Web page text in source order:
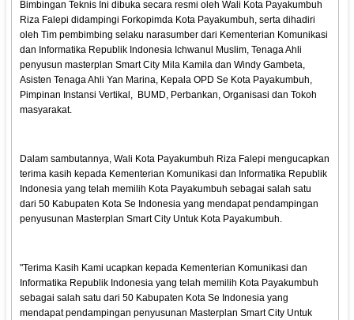
Bimbingan Teknis Ini dibuka secara resmi oleh Wali Kota Payakumbuh
Riza Falepi didampingi Forkopimda Kota Payakumbuh, serta dihadiri
oleh Tim pembimbing selaku narasumber dari Kementerian Komunikasi
dan Informatika Republik Indonesia Ichwanul Muslim, Tenaga Ahli
penyusun masterplan Smart City Mila Kamila dan Windy Gambeta,
Asisten Tenaga Ahli Yan Marina, Kepala OPD Se Kota Payakumbuh,
Pimpinan Instansi Vertikal, BUMD, Perbankan, Organisasi dan Tokoh
masyarakat.
Dalam sambutannya, Wali Kota Payakumbuh Riza Falepi mengucapkan
terima kasih kepada Kementerian Komunikasi dan Informatika Republik
Indonesia yang telah memilih Kota Payakumbuh sebagai salah satu
dari 50 Kabupaten Kota Se Indonesia yang mendapat pendampingan
penyusunan Masterplan Smart City Untuk Kota Payakumbuh.
"Terima Kasih Kami ucapkan kepada Kementerian Komunikasi dan
Informatika Republik Indonesia yang telah memilih Kota Payakumbuh
sebagai salah satu dari 50 Kabupaten Kota Se Indonesia yang
mendapat pendampingan penyusunan Masterplan Smart City Untuk